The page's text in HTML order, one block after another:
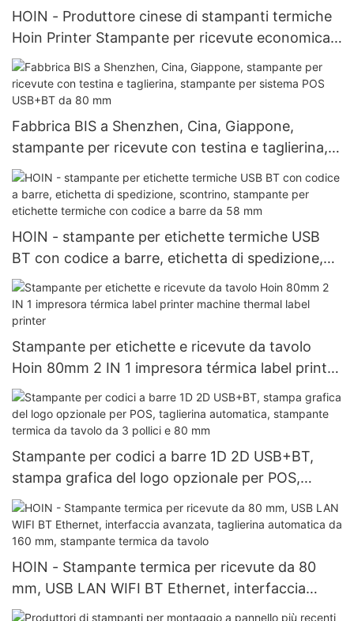
HOIN - Produttore cinese di stampanti termiche
Hoin Printer Stampante per ricevute economica
da 80 mm Stampante per sistema POS da 80 mm
Fabbrica BIS a Shenzhen, Cina, Giappone,
stampante per ricevute con testina e taglierina,
stampante per sistema POS USB+BT da 80 mm
HOIN - stampante per etichette termiche USB
BT con codice a barre, etichetta di spedizione,
scontrino, stampante per etichette termiche con
codice a barre da 58 mm
Stampante per etichette e ricevute da tavolo
Hoin 80mm 2 IN 1 impresora térmica label printer
machine thermal label printer
Stampante per codici a barre 1D 2D USB+BT,
stampa grafica del logo opzionale per POS,
taglierina automatica, stampante termica da
tavolo da 3 pollici e 80 mm
HOIN - Stampante termica per ricevute da 80
mm, USB LAN WIFI BT Ethernet, interfaccia
avanzata, taglierina automatica da 160 mm,